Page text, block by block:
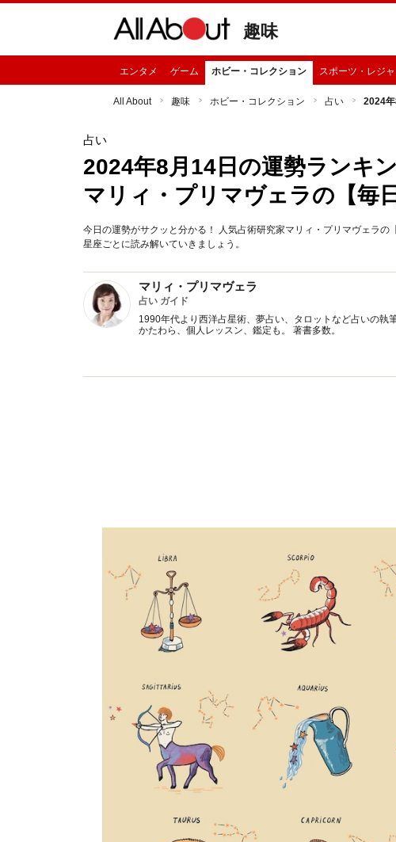
趣味
エンタメ ゲーム ホビー・コレクション スポーツ・レジ
All About 趣味 ホビー・コレクション 占い 2024
占い
2024年8月14日の運勢ランキ
マリィ・プリマヴェラの【毎
今日の運勢がサクッと分かる！ 人気占術研究家マリィ・プリマヴェラ
星座ごとに読み解いていきましょう。
マリィ・プリマヴェラ
占い ガイド
1990年代より西洋占星術、夢占い、タロットなど占いの
かたわら、個人レッスン、鑑定も。 著書多数。